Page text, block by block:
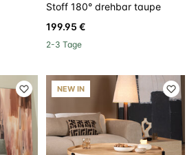
Stoff 180° drehbar taupe
199.95 €
2-3 Tage
NEW IN